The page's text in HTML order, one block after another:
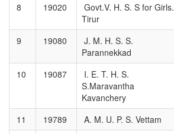
8
19020
Govt.V. H. S. S for Girls.
Tirur
9 19080
J. M. H. S. S.
Parannekkad
10 19087
I. E. T. H. S.
S.Maravantha
Kavanchery
11 19789 A. M. U. P. S. Vettam